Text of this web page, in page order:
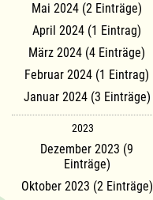
Mai 2024 (2 Einträge)
April 2024 (1 Eintrag)
März 2024 (4 Einträge)
Februar 2024 (1 Eintrag)
Januar 2024 (3 Einträge)
2023
Dezember 2023 (9
Einträge)
Oktober 2023 (2 Einträge)